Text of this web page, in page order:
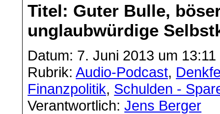
Titel: Guter Bulle,
unglaubwürdige
Datum: 7. Juni 2013 um
Rubrik:Audio-Podcast,
Finanzpolitik, Schulden -
Verantwortlich:Jens Berger